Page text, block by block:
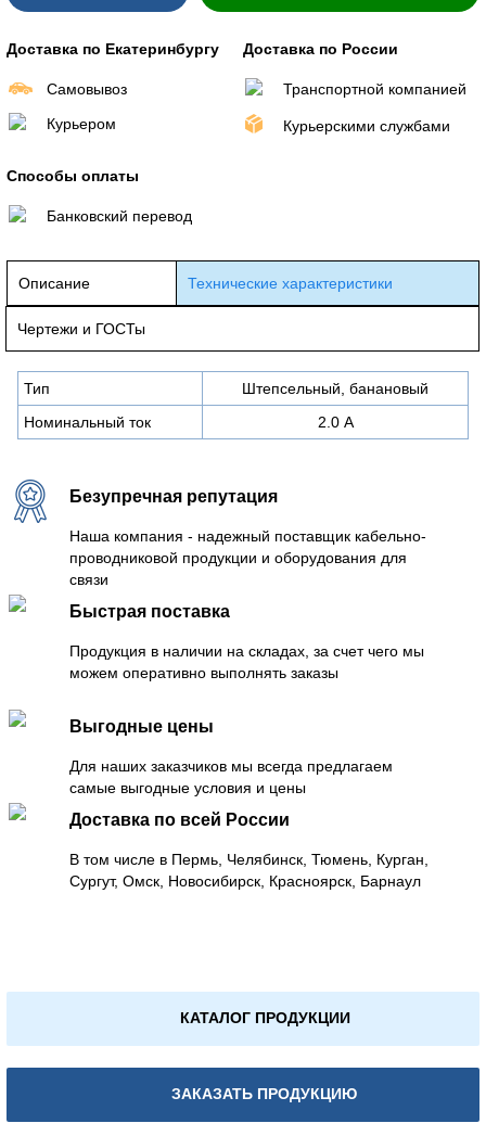
Доставка по Екатеринбургу
Самовывоз
Курьером
Доставка по России
Транспортной компанией
Курьерскими службами
Способы оплаты
Банковский перевод
Описание Технические характеристики
Чертежи и ГОСТы
Тип
Штепсельный, банановый
Номинальный ток
2.0 А
Безупречная репутация
Наша компания - надежный поставщик кабельно-
проводниковой продукции и оборудования для
связи
Быстрая поставка
Продукция в наличии на складах, за счет чего мы
можем оперативно выполнять заказы
Выгодные цены
Для наших заказчиков мы всегда предлагаем
самые выгодные условия и цены
Доставка по всей России
В том числе в Пермь, Челябинск, Тюмень, Курган,
Сургут, Омск, Новосибирск, Красноярск, Барнаул
КАТАЛОГ ПРОДУКЦИИ
ЗАКАЗАТЬ ПРОДУКЦИЮ